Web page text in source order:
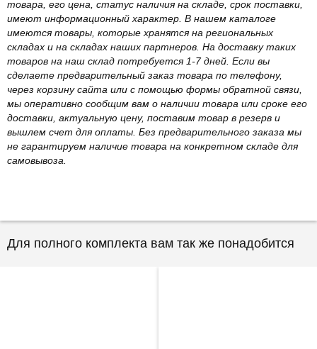
товара, его цена, статус наличия на складе, срок поставки,
имеют информационный характер. В нашем каталоге
имеются товары, которые хранятся на региональных
складах и на складах наших партнеров. На доставку таких
товаров на наш склад потребуется 1-7 дней. Если вы
сделаете предварительный заказ товара по телефону,
через корзину сайта или с помощью формы обратной связи,
мы оперативно сообщим вам о наличии товара или сроке его
доставки, актуальную цену, поставим товар в резерв и
вышлем счет для оплаты. Без предварительного заказа мы
не гарантируем наличие товара на конкретном складе для
самовывоза.
Для полного комплекта вам так же понадобится